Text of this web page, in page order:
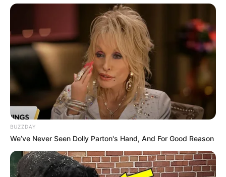
BUZZDAY
We’ve Never Seen Dolly Parton's Hand, And For Good Reason